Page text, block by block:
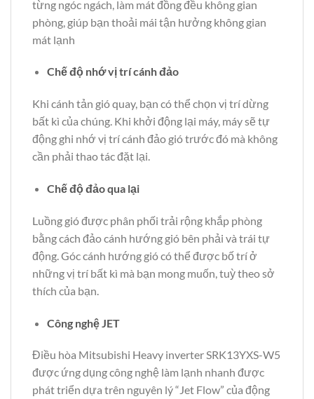
từng ngóc ngách, làm mát đồng đều không gian
phòng, giúp bạn thoải mái tận hưởng không gian
mát lạnh
Chế độ nhớ vị trí cánh đảo
Khi cánh tản gió quay, bạn có thể chọn vị trí dừng
bất kì của chúng. Khi khởi động lại máy, máy sẽ tự
động ghi nhớ vị trí cánh đảo gió trước đó mà không
cần phải thao tác đặt lại.
Chế độ đảo qua lại
Luồng gió được phân phối trải rộng khắp phòng
bằng cách đảo cánh hướng gió bên phải và trái tự
động. Góc cánh hướng gió có thể được bố trí ở
những vị trí bất kì mà bạn mong muốn, tuỳ theo sở
thích của bạn.
Công nghệ JET
Điều hòa Mitsubishi Heavy inverter SRK13YXS-W5
được ứng dụng công nghệ làm lạnh nhanh được
phát triển dựa trên nguyên lý “Jet Flow” của động